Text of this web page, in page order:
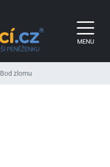
MENU
Bod zlomu